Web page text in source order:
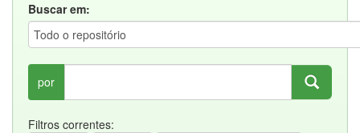
Buscar em:
por
Filtros correntes: